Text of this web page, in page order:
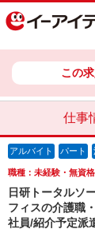
この
仕事
アルバイト パート
職種：未経験・無資
日研トータルソ
フィスの介護職
社員/紹介予定派